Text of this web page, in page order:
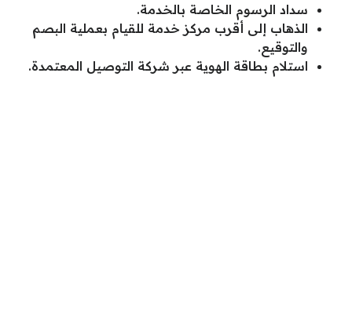
سداد الرسوم الخاصة بالخدمة.
الذهاب إلى أقرب مركز خدمة للقيام بعملية البصم
والتوقيع.
استلام بطاقة الهوية عبر شركة التوصيل المعتمدة.